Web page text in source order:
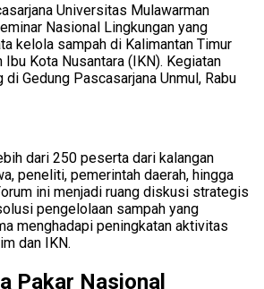
Universitas Mulawarman
Nasional Lingkungan yang
kelola sampah di Kalimantan Timur
Kota Nusantara (IKN). Kegiatan
Gedung Pascasarjana Unmul, Rabu
dari 250 peserta dari kalangan
peneliti, pemerintah daerah, hingga
ini menjadi ruang diskusi strategis
pengelolaan sampah yang
menghadapi peningkatan aktivitas
dan IKN.
Pakar Nasional